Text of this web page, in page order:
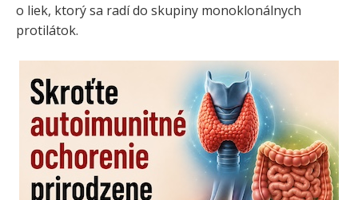
o liek, ktorý sa radí do skupiny monoklonálnych
protilátok.